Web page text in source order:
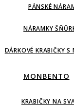
PÁNSKÉ
NÁRAMKY
DÁRKOVÉ KRABIČKY S
MONBENTO
KRABIČKY NA